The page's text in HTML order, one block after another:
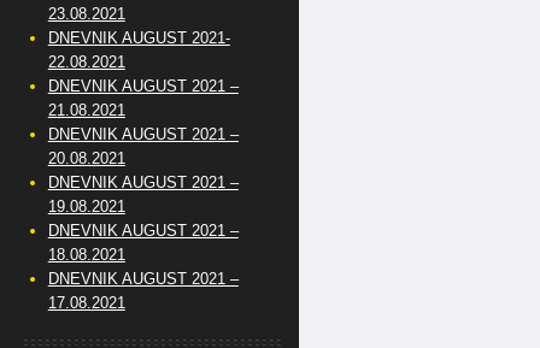
23.08.2021
DNEVNIK AUGUST 2021-
22.08.2021
DNEVNIK AUGUST 2021 –
21.08.2021
DNEVNIK AUGUST 2021 –
20.08.2021
DNEVNIK AUGUST 2021 –
19.08.2021
DNEVNIK AUGUST 2021 –
18.08.2021
DNEVNIK AUGUST 2021 –
17.08.2021